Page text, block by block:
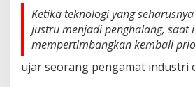
Ketika teknologi yang
justru menjadi penghalang, saat
mempertimbangkan kembali
ujar seorang pengamat industri